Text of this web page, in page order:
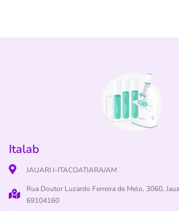
Italab
JAUARI I-ITACOATIARA/AM
Rua Doutor Luzardo Ferreira de Melo, 3060,
69104160